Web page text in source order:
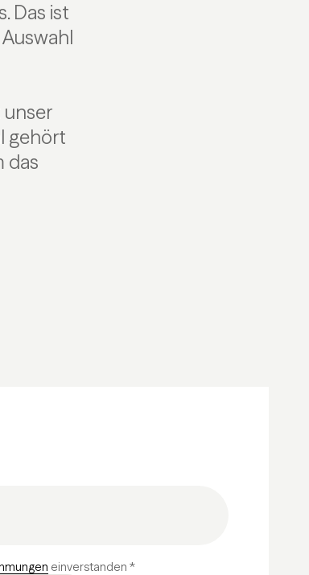
Das ist
gehört
das
einverstanden *